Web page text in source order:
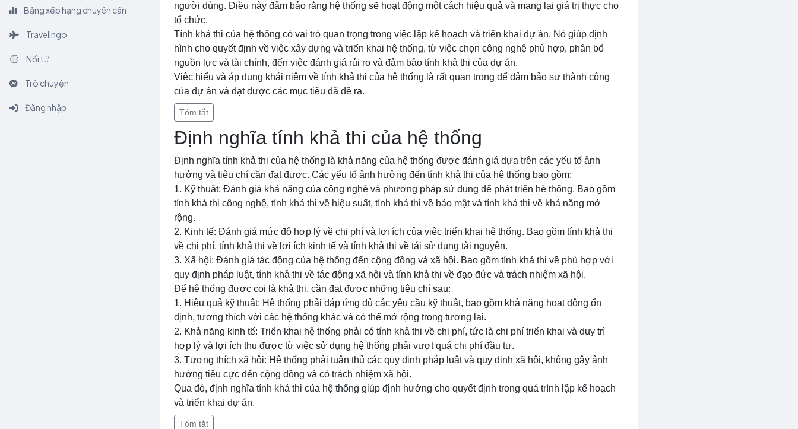
Bảng xếp hạng chuyên cần
Travelingo
Nối từ
Trò chuyện
Đăng nhập
người dùng. Điều này đảm bảo rằng hệ thống sẽ hoạt động một cách hiệu quả và mang lại giá trị thực cho
tổ chức.
Tính khả thi của hệ thống có vai trò quan trọng trong việc lập kế hoạch và triển khai dự án. Nó giúp định
hình cho quyết định về việc xây dựng và triển khai hệ thống, từ việc chọn công nghệ phù hợp, phân bổ
nguồn lực và tài chính, đến việc đánh giá rủi ro và đảm bảo tính khả thi của dự án.
Việc hiểu và áp dụng khái niệm về tính khả thi của hệ thống là rất quan trọng để đảm bảo sự thành công
của dự án và đạt được các mục tiêu đã đề ra.
Tóm tắt
Định nghĩa tính khả thi của hệ thống
Định nghĩa tính khả thi của hệ thống là khả năng của hệ thống được đánh giá dựa trên các yếu tố ảnh
hưởng và tiêu chí cần đạt được. Các yếu tố ảnh hưởng đến tính khả thi của hệ thống bao gồm:
1. Kỹ thuật: Đánh giá khả năng của công nghệ và phương pháp sử dụng để phát triển hệ thống. Bao gồm
tính khả thi công nghệ, tính khả thi về hiệu suất, tính khả thi về bảo mật và tính khả thi về khả năng mở
rộng.
2. Kinh tế: Đánh giá mức độ hợp lý về chi phí và lợi ích của việc triển khai hệ thống. Bao gồm tính khả thi
về chi phí, tính khả thi về lợi ích kinh tế và tính khả thi về tái sử dụng tài nguyên.
3. Xã hội: Đánh giá tác động của hệ thống đến cộng đồng và xã hội. Bao gồm tính khả thi về phù hợp với
quy định pháp luật, tính khả thi về tác động xã hội và tính khả thi về đạo đức và trách nhiệm xã hội.
Để hệ thống được coi là khả thi, cần đạt được những tiêu chí sau:
1. Hiệu quả kỹ thuật: Hệ thống phải đáp ứng đủ các yêu cầu kỹ thuật, bao gồm khả năng hoạt động ổn
định, tương thích với các hệ thống khác và có thể mở rộng trong tương lai.
2. Khả năng kinh tế: Triển khai hệ thống phải có tính khả thi về chi phí, tức là chi phí triển khai và duy trì
hợp lý và lợi ích thu được từ việc sử dụng hệ thống phải vượt quá chi phí đầu tư.
3. Tương thích xã hội: Hệ thống phải tuân thủ các quy định pháp luật và quy định xã hội, không gây ảnh
hưởng tiêu cực đến cộng đồng và có trách nhiệm xã hội.
Qua đó, định nghĩa tính khả thi của hệ thống giúp định hướng cho quyết định trong quá trình lập kế hoạch
và triển khai dự án.
Tóm tắt